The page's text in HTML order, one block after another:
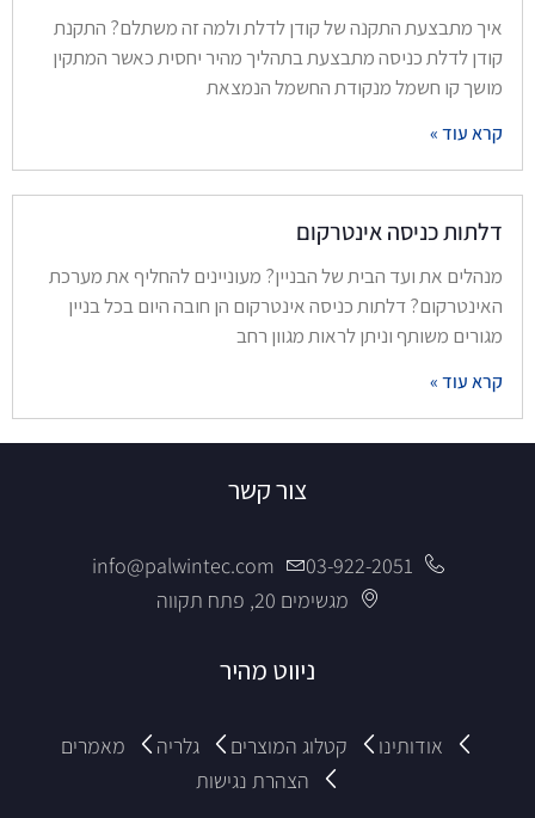
איך מתבצעת התקנה של קודן לדלת ולמה זה משתלם? התקנת
קודן לדלת כניסה מתבצעת בתהליך מהיר יחסית כאשר המתקין
מושך קו חשמל מנקודת החשמל הנמצאת
קרא עוד »
דלתות כניסה אינטרקום
מנהלים את ועד הבית של הבניין? מעוניינים להחליף את מערכת
האינטרקום? דלתות כניסה אינטרקום הן חובה היום בכל בניין
מגורים משותף וניתן לראות מגוון רחב
קרא עוד »
צור קשר
03-922-2051
info@palwintec.com
מגשימים 20, פתח תקווה
ניווט מהיר
אודותינו קטלוג המוצרים גלריה
מאמרים
הצהרת נגישות